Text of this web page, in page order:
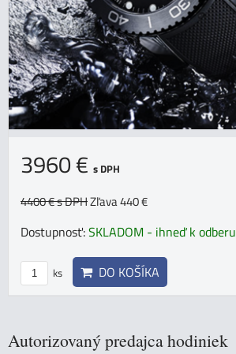
3960 € s DPH
4400 €s DPHZľava 440 €
Dostupnosť:SKLADOM - ihneď k odberu
ks DO KOŠÍKA
Autorizovaný predajca hodiniek